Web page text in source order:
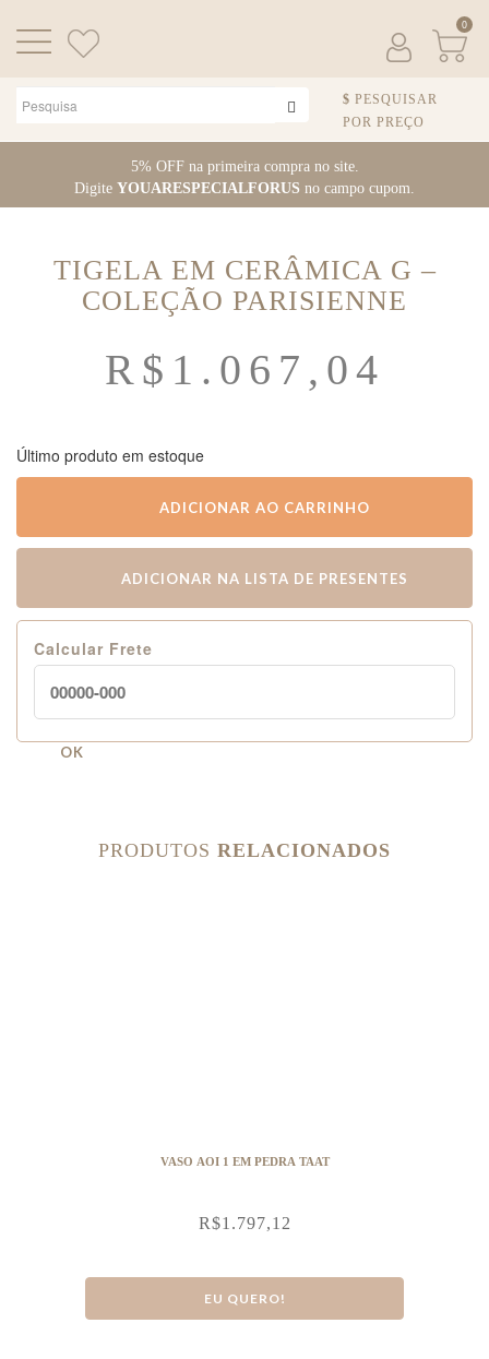
Pular para o conteúdo5% OFF na primeira compra no site.
Digite YOUARESPECIALFORUS no campo cupom.
0
PESQUISAR
POR PREÇO
TIGELA EM CERÂMICA G –
COLEÇÃO PARISIENNE
R$ 1.067,04
Último produto em estoque
ADICIONAR AO CARRINHO
ADICIONAR NA LISTA DE PRESENTES
Calcular Frete
OK
PRODUTOS RELACIONADOS
VASO AOI 1 EM PEDRA TAAT
R$1.797,12
EU QUERO!